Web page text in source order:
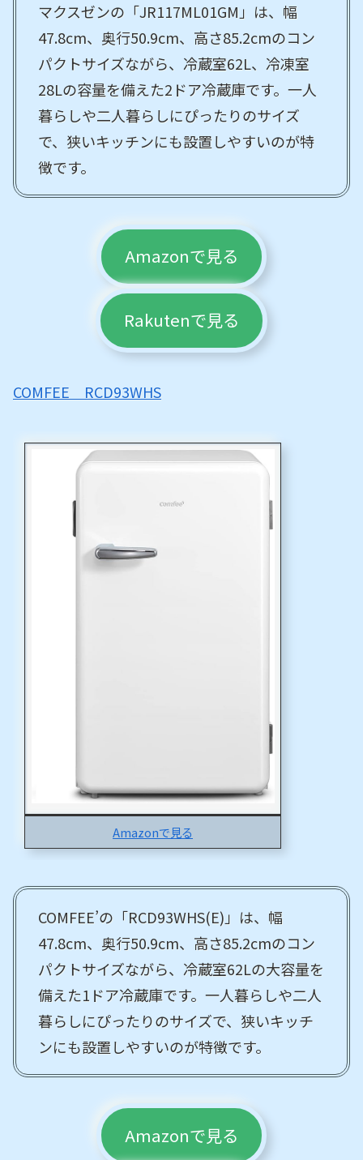
マクスゼンの「JR117ML01GM」は、幅
47.8cm、奥行50.9cm、高さ85.2cmのコン
パクトサイズながら、冷蔵室62L、冷凍室
28Lの容量を備えた2ドア冷蔵庫です。一人
暮らしや二人暮らしにぴったりのサイズ
で、狭いキッチンにも設置しやすいのが特
徴です。
Amazonで見る
Rakutenで見る
COMFEE RCD93WHS
Amazonで見る
COMFEE’の「RCD93WHS(E)」は、幅
47.8cm、奥行50.9cm、高さ85.2cmのコン
パクトサイズながら、冷蔵室62Lの大容量を
備えた1ドア冷蔵庫です。一人暮らしや二人
暮らしにぴったりのサイズで、狭いキッチ
ンにも設置しやすいのが特徴です。
Amazonで見る